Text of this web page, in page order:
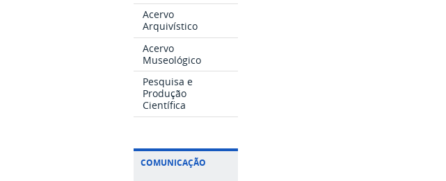
Acervo
Arquivístico
Acervo
Museológico
Pesquisa e
Produção
Científica
COMUNICAÇÃO